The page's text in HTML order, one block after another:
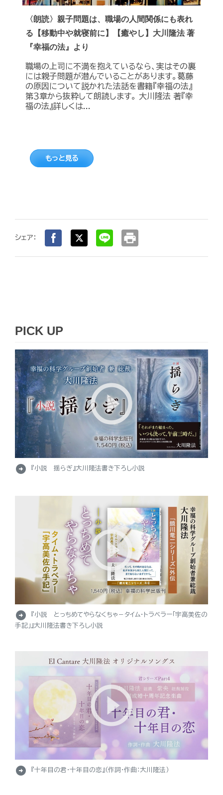
〈朗読〉親子問題は、職場の人間関係にも表れ
る【移動中や就寝前に】【癒やし】大川隆法 著
『幸福の法』より
職場の上司に不満を抱えているなら、実はその裏
には親子問題が潜んでいることがあります。葛藤
の原因について説かれた法話を書籍『幸福の法』
第３章から抜粋して朗読します。 大川隆法 著『幸
福の法』詳しくは...
もっと見る
シェア： print
PICK UP
arrow_circle_right 『小説 揺らぎ』大川隆法書き下ろし小説
arrow_circle_right
『小説 とっちめてやらなくちゃ－タイム・トラベラー「宇高美佐の
手記」』大川隆法書き下ろし小説
arrow_circle_right 『十年目の君・十年目の恋』（作詞・作曲：大川隆法）